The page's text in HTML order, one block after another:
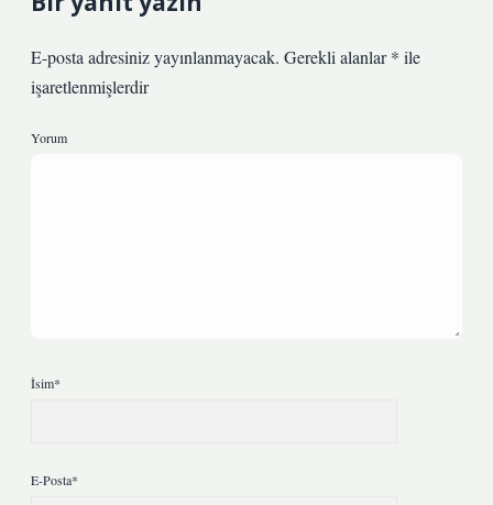
E-posta adresiniz yayınlanmayacak. Gerekli alanlar* ile
işaretlenmişlerdir
Yorum
İsim*
E-Posta*